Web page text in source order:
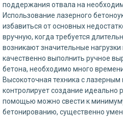
поддержания отвала на
Использование лазерного
избавиться от основных
вручную, когда требуется
возникают значительные
качественно выполнить ручное
бетона, необходимо много
Высокоточная техника с
контролирует создание идеально
помощью можно свести к
бетонированию, существенно